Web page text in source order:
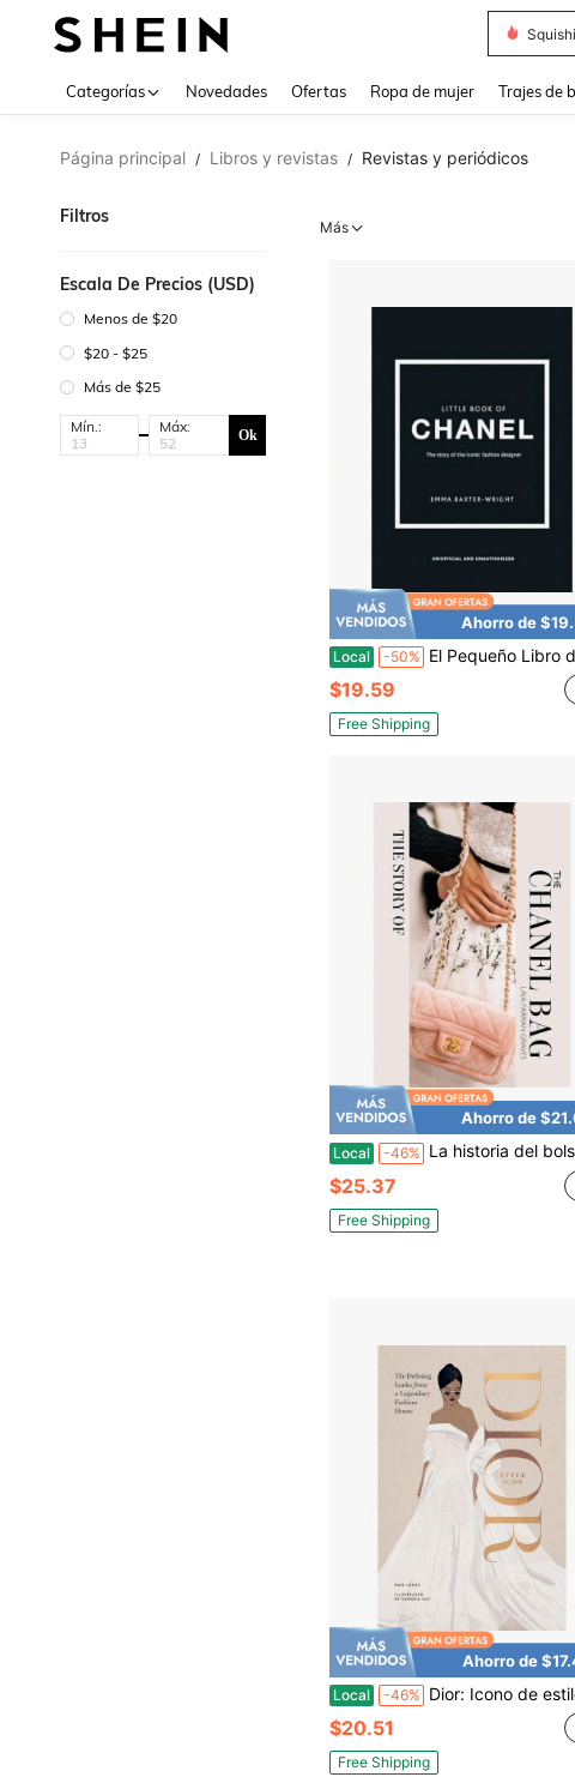
Musera
Categorías Novedades Ofertas Ropa de mujer Trajes de
Página principal / Libros y revistas / Revistas y periódicos
Filtros
Escala De Precios (USD)
Menos de $20
$20 - $25
Más de $25
Mín.: Máx: Ok
Más
Ahorro de
Local -50% El Pequeño Libro de
$19.59
Free Shipping
Ahorro de
Local -46% La historia del bolso Chanel: Atemporal. Elegante.
$25.37
Free Shipping
Ahorro de
Local -46% Dior: Icono de estilo: Los looks definitivos de una legendaria casa
$20.51
Free Shipping